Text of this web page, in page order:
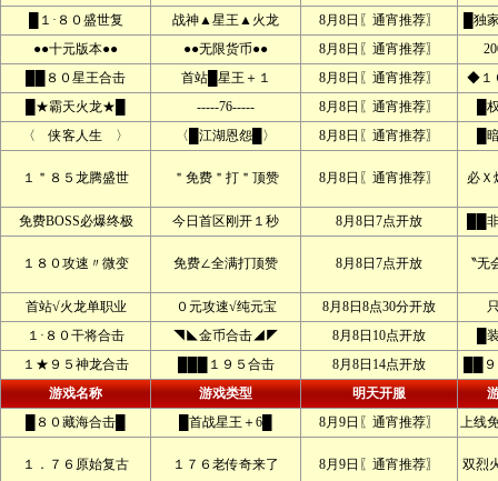
█１·８０盛世复 战神▲星王▲火龙 8月8日〖通宵推荐〗
█独
●●十元版本●●
●●无限货币●● 8月8日〖通宵推荐〗
██８０星王合击
首站█星王＋１ 8月8日〖通宵推荐〗
◆１
█★霸天火龙★█
-----76----- 8月8日〖通宵推荐〗
█
〈 侠客人生 〉
〈█江湖恩怨█〉 8月8日〖通宵推荐〗 █
１＂８５龙腾盛世 ＂免费＂打＂顶赞 8月8日〖通宵推荐〗 必Ｘ
免费BOSS必爆终极 今日首区刚开１秒 8月8日7点开放 ██
１８０攻速〃微变 免费∠全满打顶赞 8月8日7点开放 〝
首站√火龙单职业 ０元攻速√纯元宝 8月8日8点30分开放
１·８０干将合击
◥◣金币合击◢◤ 8月8日10点开放
█
１★９５神龙合击
███１９５合击 8月8日14点开放
██
游戏名称
游戏类型 明天开服
█８０藏海合击█
█首战星王＋6█ 8月9日〖通宵推荐〗 上线
１．７６原始复古 １７６老传奇来了 8月9日〖通宵推荐〗 双烈